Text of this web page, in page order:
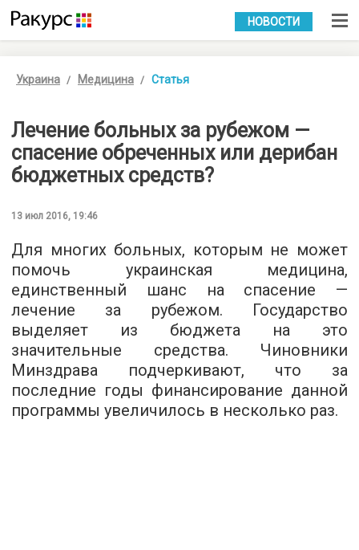
УКР РУС
НОВОСТИ
Украина Медицина Статья
Лечение больных за рубежом —
спасение обреченных или дерибан
бюджетных средств?
13 июл 2016, 19:46
Для многих больных, которым не может
помочь украинская медицина,
единственный шанс на спасение —
лечение за рубежом. Государство
выделяет из бюджета на это
значительные средства. Чиновники
Минздрава подчеркивают, что за
последние годы финансирование данной
программы увеличилось в несколько раз.